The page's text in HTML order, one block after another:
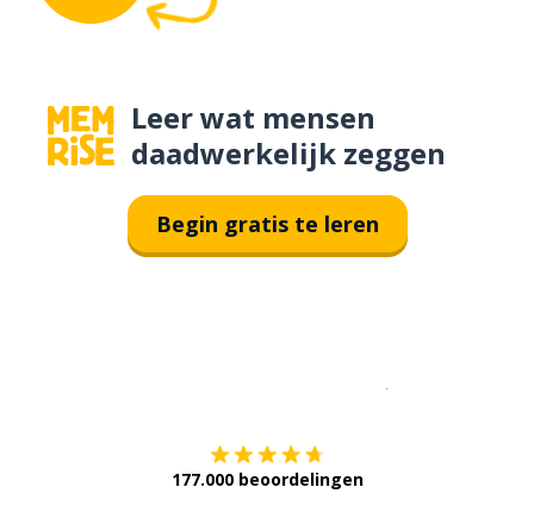
Leer wat mensen
daadwerkelijk zeggen
Begin gratis te leren
177.000 beoordelingen